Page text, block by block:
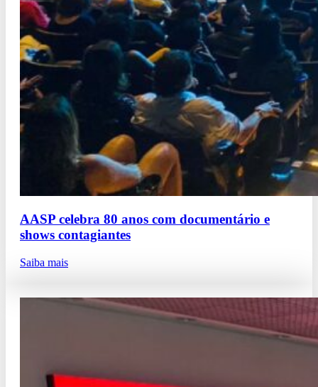
AASP celebra 80 anos com documentário e
shows contagiantes
Saiba mais